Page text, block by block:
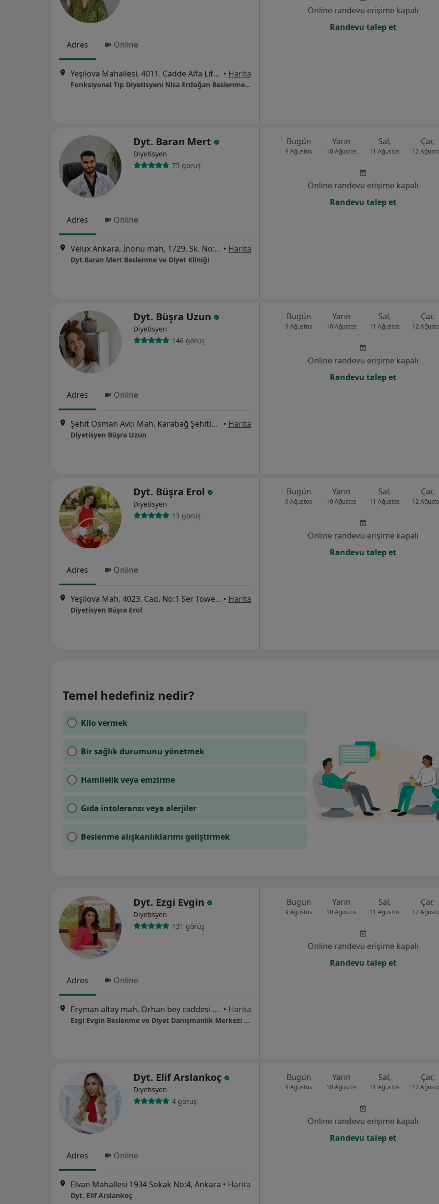
Adres Online
Yeşilova Mahallesi, 4011. Cadde Alfa Life Sitesi Giriş Kat 2 Numara, Ankara • Harita
Fonksiyonel Tıp Diyetisyeni Nisa Erdoğan Beslenme Danışmanlığı
Online randevu erişime kapalı
Randevu talep et
Dyt. Baran Mert
Diyetisyen
75 görüş
Adres Online
Velux Ankara, İnönü mah, 1729. Sk. No:4/8, C1 Blok No:121, Ankara • Harita
Dyt.Baran Mert Beslenme ve Diyet Kliniği
Bugün
9 Ağustos
Yarın
10 Ağustos
Sal,
11 Ağustos
Çar,
12
Online randevu erişime kapalı
Randevu talep et
Dyt. Büşra Uzun
Diyetisyen
146 görüş
Adres Online
Şehit Osman Avcı Mah. Karabağ Şehitleri Bulvarı No:12/58 Etimesgut, Etimesgut • Harita
Diyetisyen Büşra Uzun
Bugün
9 Ağustos
Yarın
10 Ağustos
Sal,
11 Ağustos
Çar,
12
Online randevu erişime kapalı
Randevu talep et
Dyt. Büşra Erol
Diyetisyen
13 görüş
Adres Online
Yeşilova Mah. 4023. Cad. No:1 Ser Tower Busidence Kat:3 Etimesgut/Ankara, Etimesgut • Harita
Diyetisyen Büşra Erol
Bugün
9 Ağustos
Yarın
10 Ağustos
Sal,
11 Ağustos
Çar,
12
Online randevu erişime kapalı
Randevu talep et
Temel hedefiniz nedir?
Kilo vermek
Bir sağlık durumunu yönetmek
Hamilelik veya emzirme
Gıda intoleransı veya alerjiler
Beslenme alışkanlıklarımı geliştirmek
Dyt. Ezgi Evgin
Diyetisyen
131 görüş
Adres Online
Eryman altay mah. Orhan bey caddesi ata yıldız plaza 8. Kat no:70, Ankara • Harita
Ezgi Evgin Beslenme ve Diyet Danışmanlık Merkezi - DİYET HİZMETİMİZ MEVCUTTUR.
Bugün
9 Ağustos
Yarın
10 Ağustos
Sal,
11 Ağustos
Çar,
12
Online randevu erişime kapalı
Randevu talep et
Dyt. Elif Arslankoç
Diyetisyen
4 görüş
Adres Online
Elvan Mahallesi 1934 Sokak No:4, Ankara • Harita
Dyt. Elif Arslankoç
Bugün
9 Ağustos
Yarın
10 Ağustos
Sal,
11 Ağustos
Çar,
12
Online randevu erişime kapalı
Randevu talep et